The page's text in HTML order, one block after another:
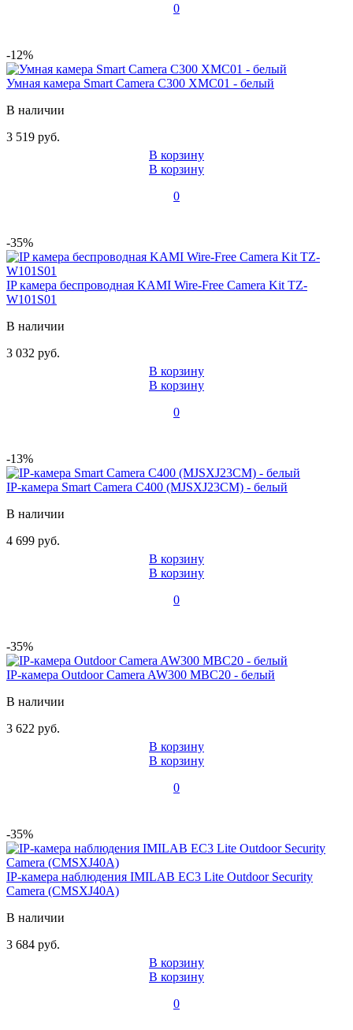
0
-12%
Умная камера Smart Camera C300 XMC01 - белый
В наличии
3 519 руб.
В корзину
В корзину
0
-35%
IP камера беспроводная KAMI Wire-Free Camera Kit TZ-
W101S01
В наличии
3 032 руб.
В корзину
В корзину
0
-13%
IP-камера Smart Camera C400 (MJSXJ23CM) - белый
В наличии
4 699 руб.
В корзину
В корзину
0
-35%
IP-камера Outdoor Camera AW300 MBC20 - белый
В наличии
3 622 руб.
В корзину
В корзину
0
-35%
IP-камера наблюдения IMILAB EC3 Lite Outdoor Security
Camera (CMSXJ40A)
В наличии
3 684 руб.
В корзину
В корзину
0